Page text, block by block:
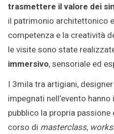
trasmettere il valore dei
il patrimonio architettonico
competenza e la creatività
le visite sono state
immersivo, sensoriale ed
I 3mila tra artigiani,
impegnati nell’evento
pubblico la propria
corso di masterclass,